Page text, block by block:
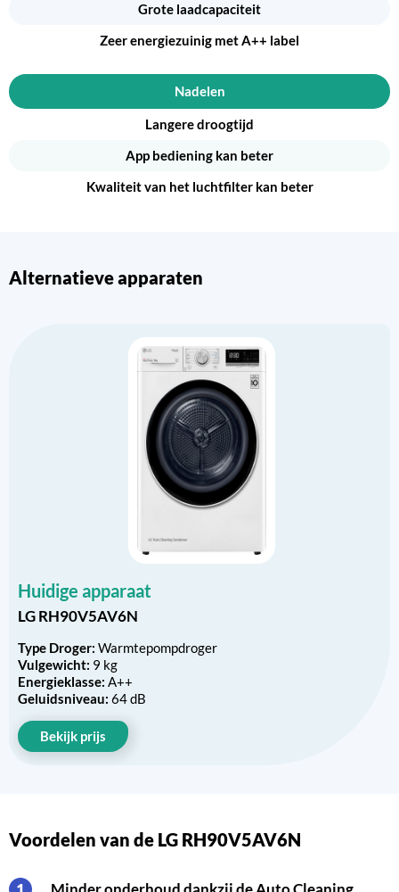
Grote laadcapaciteit
Zeer energiezuinig met A++ label
Nadelen
Langere droogtijd
App bediening kan beter
Kwaliteit van het luchtfilter kan beter
Alternatieve apparaten
Huidige apparaat
LG RH90V5AV6N
Type Droger: Warmtepompdroger
Vulgewicht: 9 kg
Energieklasse: A++
Geluidsniveau: 64 dB
Bekijk prijs
Voordelen van de LG RH90V5AV6N